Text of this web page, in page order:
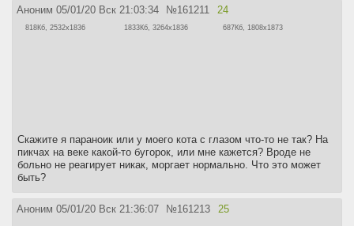
Аноним 05/01/20 Вск 21:03:34 №161211 24
818Кб, 2532x1836 1833Кб, 3264x1836 687Кб, 1808x1873
Скажите я параноик или у моего кота с глазом что-то не так? На
пикчах на веке какой-то бугорок, или мне кажется? Вроде не
больно не реагирует никак, моргает нормально. Что это может
быть?
Аноним 05/01/20 Вск 21:36:07 №161213 25